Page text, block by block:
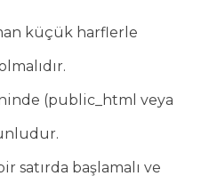
küçük harflerle
(public_html veya
satırda başlamalı ve